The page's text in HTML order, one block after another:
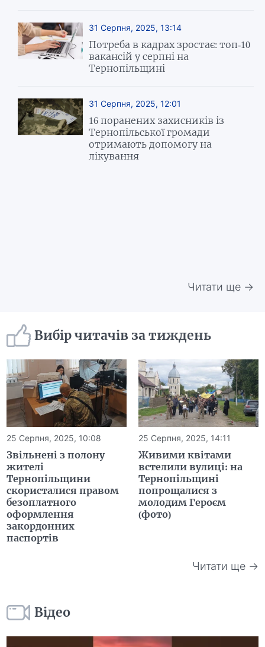
31 Серпня, 2025, 13:14
Потреба в кадрах зростає: топ-10
вакансій у серпні на
Тернопільщині
31 Серпня, 2025, 12:01
16 поранених захисників із
Тернопільської громади
отримають допомогу на
лікування
Читати ще →
Вибір читачів за тиждень
25 Серпня, 2025, 10:08
Звільнені з полону
жителі
Тернопільщини
скористалися правом
безоплатного
оформлення
закордонних
паспортів
25 Серпня, 2025, 14:11
Живими квітами
встелили вулиці: на
Тернопільщині
попрощалися з
молодим Героєм
(фото)
Читати ще →
Відео